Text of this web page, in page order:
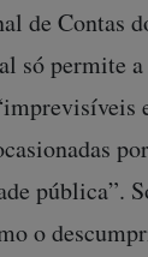
de Contas
só permite
pública”.
o